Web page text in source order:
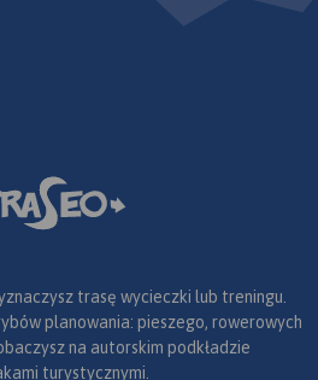
trasę wycieczki lub treningu.
planowania: pieszego, rowerowych
na autorskim podkładzie
turystycznymi.